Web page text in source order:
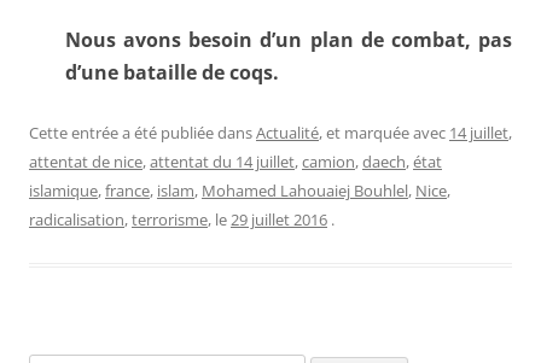
Nous avons besoin d’un plan de combat, pas
d’une bataille de coqs.
Cette entrée a été publiée dansActualité, et marquée avec 14 juillet,
attentat de nice,attentat du 14 juillet,camion,daech,état
islamique,france, islam, Mohamed Lahouaiej Bouhlel, Nice,
radicalisation,terrorisme, le29 juillet 2016 .